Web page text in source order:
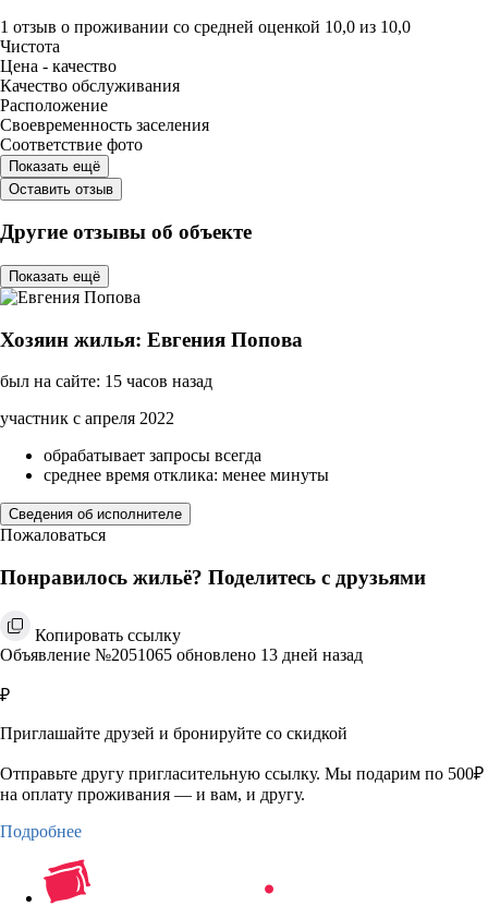
1 отзыв о проживании со средней оценкой 10,0 из 10,0
Чистота
Цена - качество
Качество обслуживания
Расположение
Своевременность заселения
Соответствие фото
Показать ещё
Оставить отзыв
Другие отзывы об объекте
Показать ещё
Хозяин жилья: Евгения Попова
был на сайте: 15 часов назад
участник с апреля 2022
обрабатывает запросы всегда
среднее время отклика: менее минуты
Сведения об исполнителе
Пожаловаться
Понравилось жильё? Поделитесь с друзьями
Копировать ссылку
Объявление №2051065 обновлено 13 дней назад
₽
Приглашайте друзей и бронируйте со скидкой
Отправьте другу пригласительную ссылку. Мы подарим по 500₽
на оплату проживания — и вам, и другу.
Подробнее